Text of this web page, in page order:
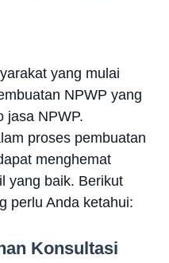
yang mulai
NPWP yang
jasa NPWP.
proses pembuatan
menghemat
yang baik. Berikut
perlu Anda ketahui:
Konsultasi